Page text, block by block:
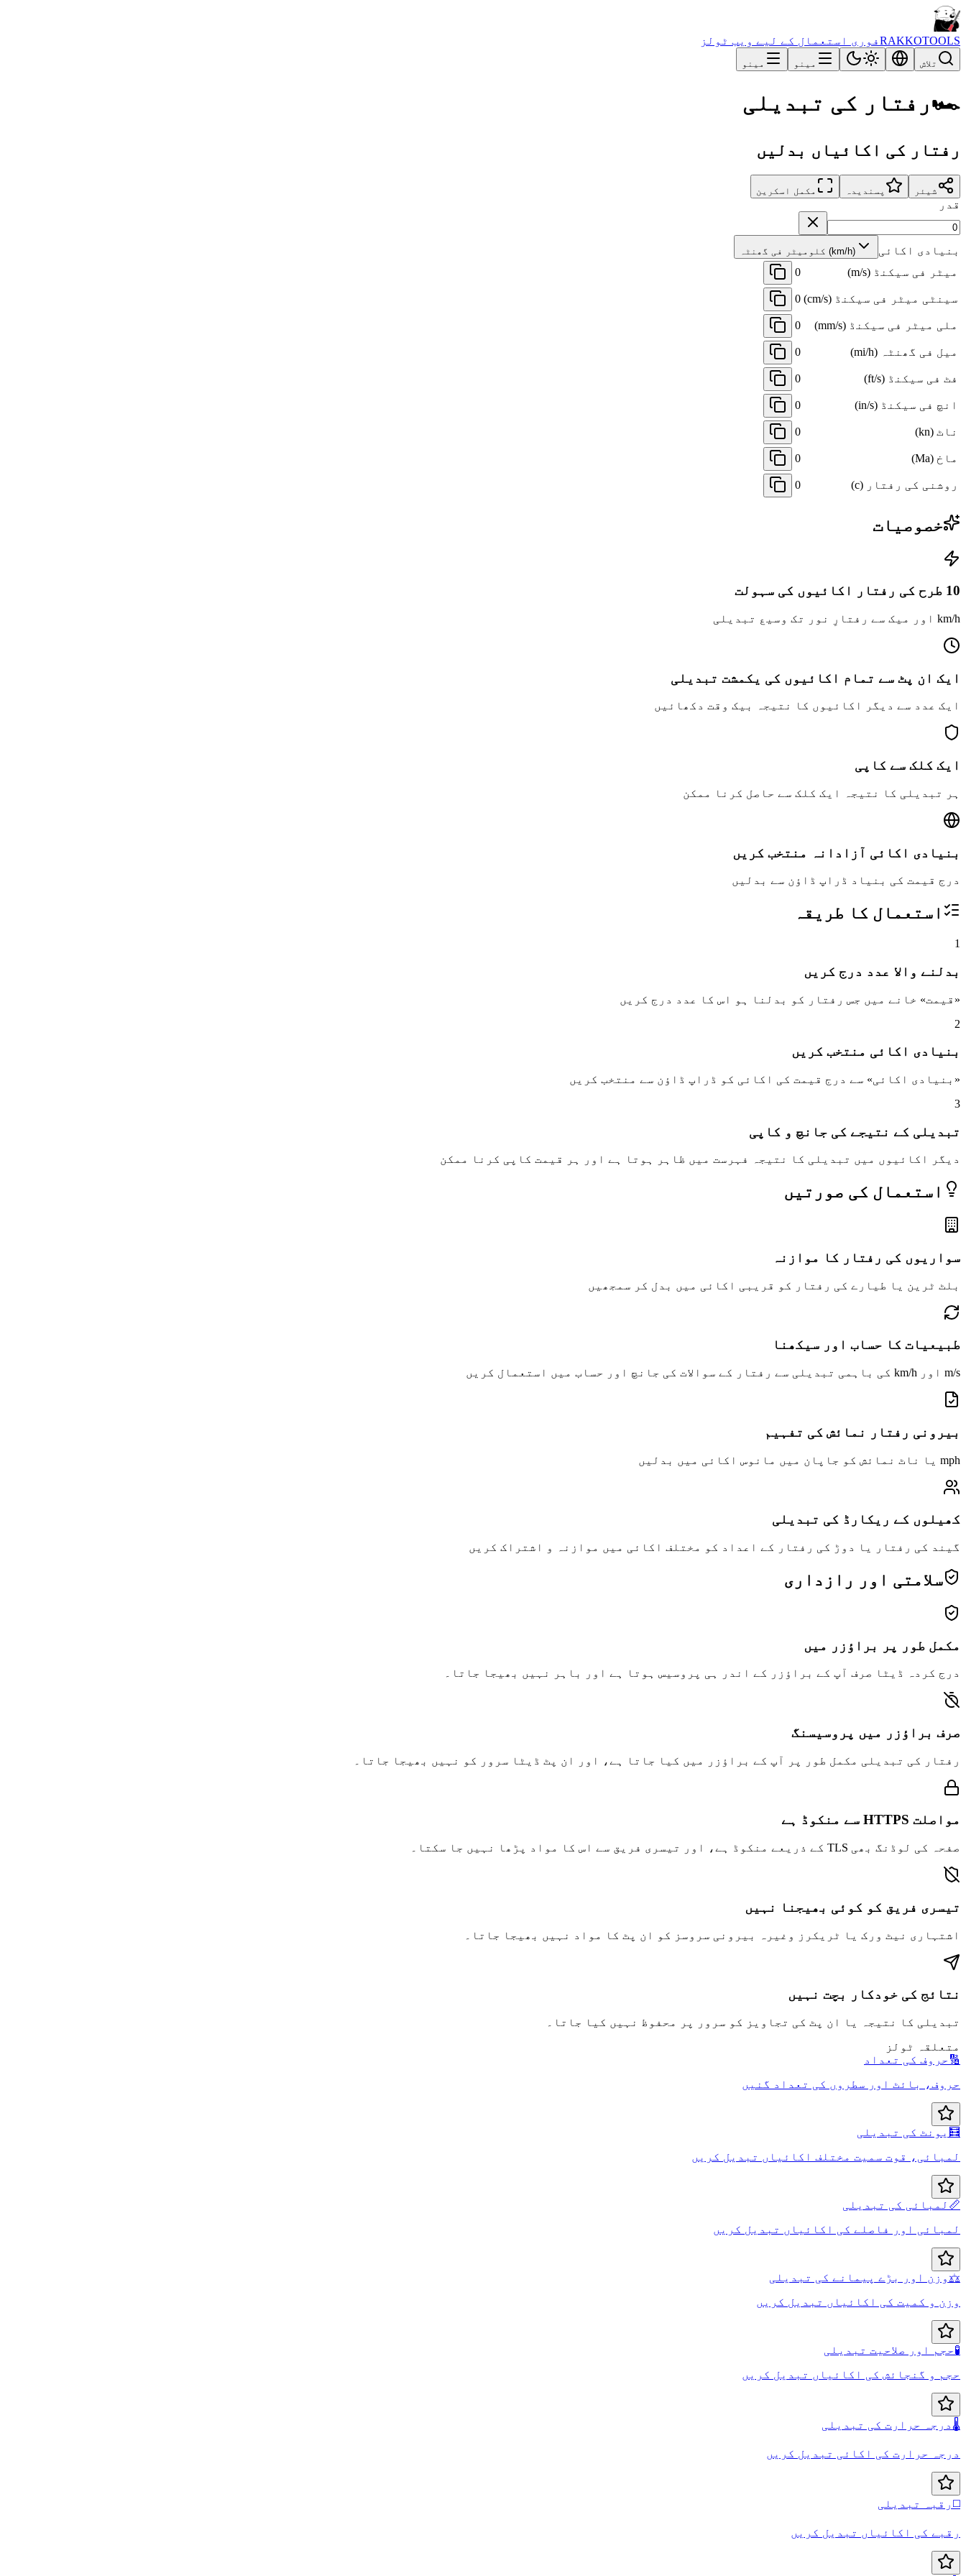
RAKKOTOOLSفوری استعمال کے لیے ویب ٹولز
تلاش مینو مینو
🏎️رفتار کی تبدیلی
رفتار کی اکائیاں بدلیں
شیئر پسندیدہ مکمل اسکرین
قدر
بنیادی اکائی کلومیٹر فی گھنٹہ (km/h)
میٹر فی سیکنڈ (m/s) 0
سینٹی میٹر فی سیکنڈ (cm/s) 0
ملی میٹر فی سیکنڈ (mm/s) 0
میل فی گھنٹہ (mi/h) 0
فٹ فی سیکنڈ (ft/s) 0
انچ فی سیکنڈ (in/s) 0
ناٹ (kn) 0
ماخ (Ma) 0
روشنی کی رفتار (c) 0
خصوصیات
10 طرح کی رفتار اکائیوں کی سہولت
km/h اور میک سے رفتارِ نور تک وسیع تبدیلی
ایک ان پٹ سے تمام اکائیوں کی یکمشت تبدیلی
ایک عدد سے دیگر اکائیوں کا نتیجہ بیک وقت دکھائیں
ایک کلک سے کاپی
ہر تبدیلی کا نتیجہ ایک کلک سے حاصل کرنا ممکن
بنیادی اکائی آزادانہ منتخب کریں
درج قیمت کی بنیاد ڈراپ ڈاؤن سے بدلیں
استعمال کا طریقہ
1
بدلنے والا عدد درج کریں
«قیمت» خانے میں جس رفتار کو بدلنا ہو اس کا عدد درج کریں
2
بنیادی اکائی منتخب کریں
«بنیادی اکائی» سے درج قیمت کی اکائی کو ڈراپ ڈاؤن سے منتخب کریں
3
تبدیلی کے نتیجے کی جانچ و کاپی
دیگر اکائیوں میں تبدیلی کا نتیجہ فہرست میں ظاہر ہوتا ہے اور ہر قیمت کاپی کرنا ممکن
استعمال کی صورتیں
سواریوں کی رفتار کا موازنہ
بلٹ ٹرین یا طیارے کی رفتار کو قریبی اکائی میں بدل کر سمجھیں
طبیعیات کا حساب اور سیکھنا
m/s اور km/h کی باہمی تبدیلی سے رفتار کے سوالات کی جانچ اور حساب میں استعمال کریں
بیرونی رفتار نمائش کی تفہیم
mph یا ناٹ نمائش کو جاپان میں مانوس اکائی میں بدلیں
کھیلوں کے ریکارڈ کی تبدیلی
گیند کی رفتار یا دوڑ کی رفتار کے اعداد کو مختلف اکائی میں موازنہ و اشتراک کریں
سلامتی اور رازداری
مکمل طور پر براؤزر میں
درج کردہ ڈیٹا صرف آپ کے براؤزر کے اندر ہی پروسیس ہوتا ہے اور باہر نہیں بھیجا جاتا۔
صرف براؤزر میں پروسیسنگ
رفتار کی تبدیلی مکمل طور پر آپ کے براؤزر میں کیا جاتا ہے، اور ان پٹ ڈیٹا سرور کو نہیں بھیجا جاتا۔
مواصلت HTTPS سے منکوڈ ہے
صفحہ کی لوڈنگ بھی TLS کے ذریعے منکوڈ ہے، اور تیسری فریق سے اس کا مواد پڑھا نہیں جا سکتا۔
تیسری فریق کو کوئی بھیجنا نہیں
اشتہاری نیٹ ورک یا ٹریکرز وغیرہ بیرونی سروسز کو ان پٹ کا مواد نہیں بھیجا جاتا۔
نتائج کی خودکار بچت نہیں
تبدیلی کا نتیجہ یا ان پٹ کی تجاویز کو سرور پر محفوظ نہیں کیا جاتا۔
متعلقہ ٹولز
🔢 حروف کی تعداد
حروف، بائٹ اور سطروں کی تعداد گنیں
🧮 یونٹ کی تبدیلی
لمبائی، قوت سمیت مختلف اکائیاں تبدیل کریں
📏 لمبائی کی تبدیلی
لمبائی اور فاصلے کی اکائیاں تبدیل کریں
⚖️ وزن اور بڑے پیمانے کی تبدیلی
وزن و کمیت کی اکائیاں تبدیل کریں
🧪حجم اور صلاحیت تبدیلی
حجم و گنجائش کی اکائیاں تبدیل کریں
🌡️درجہ حرارت کی تبدیلی
درجہ حرارت کی اکائی تبدیل کریں
◻️ رقبہ تبدیلی
رقبے کی اکائیاں تبدیل کریں